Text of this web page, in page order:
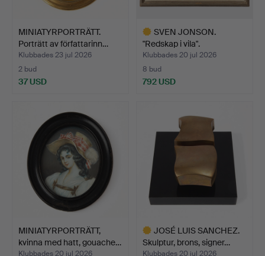
MINIATYRPORTRÄTT.
Porträtt av författarinn…
Klubbades 23 jul 2026
2 bud
37 USD
SVEN JONSON.
"Redskap i vila".
Klubbades 20 jul 2026
8 bud
792 USD
MINIATYRPORTRÄTT,
kvinna med hatt, gouache…
Klubbades 20 jul 2026
JOSÉ LUIS SANCHEZ.
Skulptur, brons, signer…
Klubbades 20 jul 2026